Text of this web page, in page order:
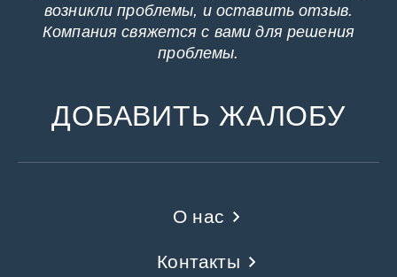
возникли проблемы, и оставить отзыв.
Компания свяжется с вами для решения
проблемы.
ДОБАВИТЬ ЖАЛОБУ
О нас
Контакты